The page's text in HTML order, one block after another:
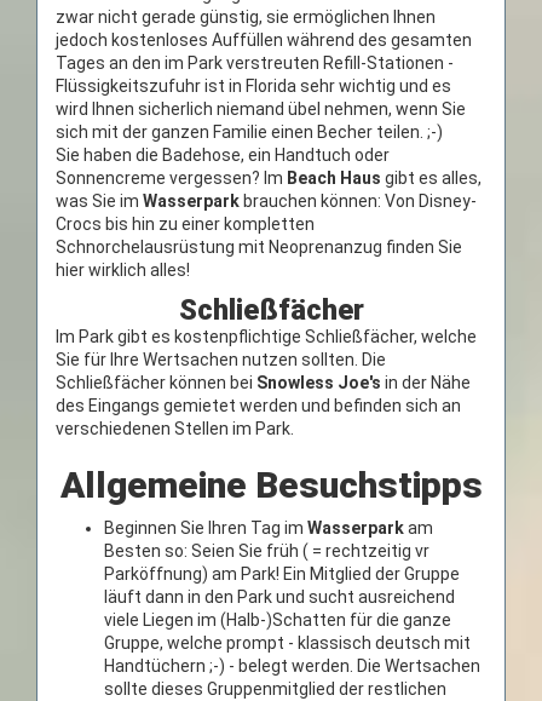
zwar nicht gerade günstig, sie ermöglichen Ihnen
jedoch kostenloses Auffüllen während des gesamten
Tages an den im Park verstreuten Refill-Stationen -
Flüssigkeitszufuhr ist in Florida sehr wichtig und es
wird Ihnen sicherlich niemand übel nehmen, wenn Sie
sich mit der ganzen Familie einen Becher teilen. ;-)
Sie haben die Badehose, ein Handtuch oder
Sonnencreme vergessen? Im Beach Haus gibt es alles,
was Sie im Wasserpark brauchen können: Von Disney-
Crocs bis hin zu einer kompletten
Schnorchelausrüstung mit Neoprenanzug finden Sie
hier wirklich alles!
Schließfächer
Im Park gibt es kostenpflichtige Schließfächer, welche
Sie für Ihre Wertsachen nutzen sollten. Die
Schließfächer können bei Snowless Joe's in der Nähe
des Eingangs gemietet werden und befinden sich an
verschiedenen Stellen im Park.
Allgemeine Besuchstipps
Beginnen Sie Ihren Tag im Wasserparkam
Besten so: Seien Sie früh ( = rechtzeitig vr
Parköffnung) am Park! Ein Mitglied der Gruppe
läuft dann in den Park und sucht ausreichend
viele Liegen im (Halb-)Schatten für die ganze
Gruppe, welche prompt - klassisch deutsch mit
Handtüchern ;-) - belegt werden. Die Wertsachen
sollte dieses Gruppenmitglied der restlichen